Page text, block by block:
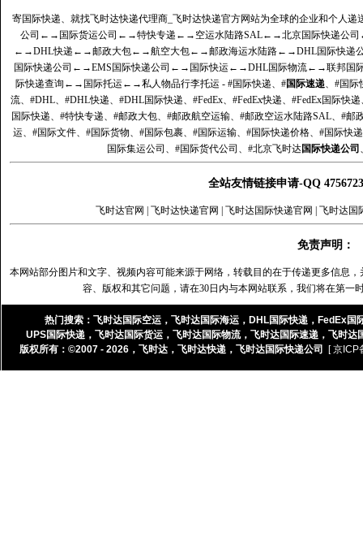
寄国际快递、就找飞时达快递代理商_飞时达快递官方网站为全球的企业和个人递
公司 ←→ 国际货运公司 ←→特快专递 ←→ 空运水陆路SAL←→北京国际快递公司
←→DHL快递 ←→邮政大包←→航空大包←→邮政海运水陆路←→DHL国际快递
国际快递公司 ←→EMS国际快递公司 ←→ 国际快运←→DHL国际物流←→联邦国
际快递查询 ←→ 国际托运←→私人物品行李托运 - #国际快递、#国际速递、#国际
流、#DHL、#DHL快递、#DHL国际快递、#FedEx、#FedEx快递、#FedEx国际快
国际快递、#特快专递、#邮政大包、#邮政航空运输、#邮政空运水陆路SAL、#
运、#国际文件、#国际货物、#国际包裹、#国际运输、#国际快递价格、#国际快
国际集运公司、#国际货代公司、#北京飞时达国际快递公司
全站友情链接申请-QQ
飞时达官网 飞时达快递官网 飞时达国际快递官网 飞时达国
免责声明：
本网站部分图片和文字、视频内容可能来源于网络，转载目的在于传递更多信息
容、版权和其它问题，请在30日内与本网站联系，我们将在第一
热门搜索： 飞时达国际空运 ， 飞时达国际海运 ， DHL国际快递 ， FedEx国
UPS国际快递 ， 飞时达国际货运 ， 飞时达国际物流， 飞时达国际速递 ， 飞时达
版权所有：©2007 - 2026， 飞时达， 飞时达快递， 飞时达国际快递公司 [ 京ICP